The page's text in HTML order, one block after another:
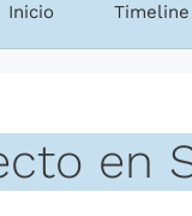
Inicio Timeline
en